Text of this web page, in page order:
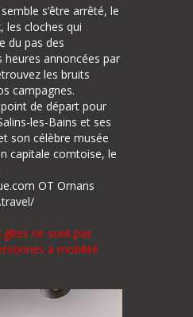
s’être arrêté, le
les cloches qui
du pas des
heures annoncées par
les bruits
campagnes.
de départ pour
les-Bains et ses
son célèbre musée
capitale comtoise, le
OT Ornans
gîtes ne sont pas
à mobilité